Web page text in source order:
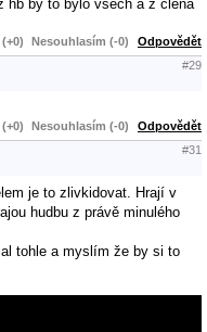
hb by to bylo všech a z člena
Nesouhlasím (-0) Odpovědět
#29
Nesouhlasím (-0) Odpovědět
#31
je to zlivkidovat. Hrají v
hudbu z právě minulého
tohle a myslím že by si to